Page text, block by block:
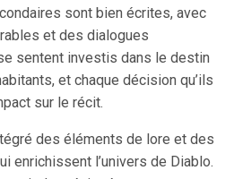
sont bien écrites, avec
et des dialogues
sentent investis dans le destin
et chaque décision qu’ils
sur le récit.
des éléments de lore et des
enrichissent l’univers de Diablo.